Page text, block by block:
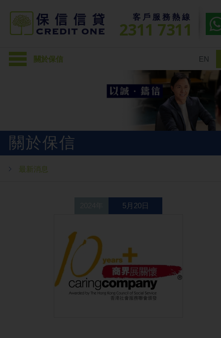
客戶服務熱線
2311 7311
關於保信 EN
關於保信
最新消息
5月20日